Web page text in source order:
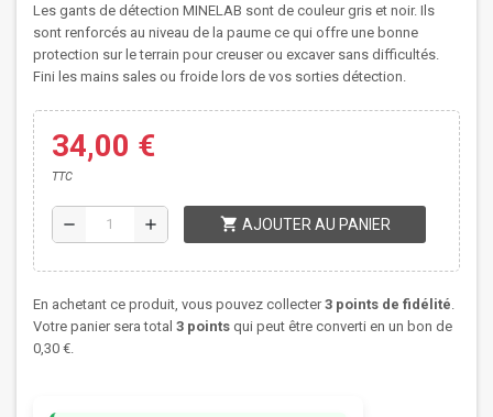
(1 avis)
Les gants de détection MINELAB sont de couleur gris et noir. Ils
sont renforcés au niveau de la paume ce qui offre une bonne
protection sur le terrain pour creuser ou excaver sans difficultés.
Fini les mains sales ou froide lors de vos sorties détection.
34,00 €
TTC
remove add shopping_cart AJOUTER AU PANIER
En achetant ce produit, vous pouvez collecter3 points de fidélité
Votre panier sera total 3 points qui peut être converti en un bon de
0,30 €